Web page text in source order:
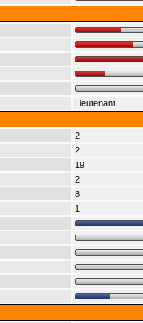
Lieutenant
2
2
19
2
8
1